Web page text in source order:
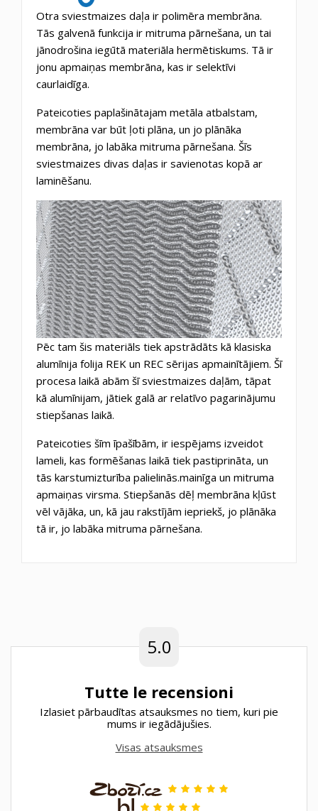
Otra sviestmaizes daļa ir polimēra membrāna.
Tās galvenā funkcija ir mitruma pārnešana, un tai
jānodrošina iegūtā materiāla hermētiskums. Tā ir
jonu apmaiņas membrāna, kas ir selektīvi
caurlaidīga.
Pateicoties paplašinātajam metāla atbalstam,
membrāna var būt ļoti plāna, un jo plānāka
membrāna, jo labāka mitruma pārnešana. Šīs
sviestmaizes divas daļas ir savienotas kopā ar
laminēšanu.
Pēc tam šis materiāls tiek apstrādāts kā klasiska
alumīnija folija REK un REC sērijas apmainītājiem. Šī
procesa laikā abām šī sviestmaizes daļām, tāpat
kā alumīnijam, jātiek galā ar relatīvo pagarinājumu
stiepšanas laikā.
Pateicoties šīm īpašībām, ir iespējams izveidot
lameli, kas formēšanas laikā tiek pastiprināta, un
tās karstumizturība palielinās.mainīga un mitruma
apmaiņas virsma. Stiepšanās dēļ membrāna kļūst
vēl vājāka, un, kā jau rakstījām iepriekš, jo plānāka
tā ir, jo labāka mitruma pārnešana.
5.0
Tutte le recensioni
Izlasiet pārbaudītas atsauksmes no tiem, kuri pie
mums ir iegādājušies.
Visas atsauksmes